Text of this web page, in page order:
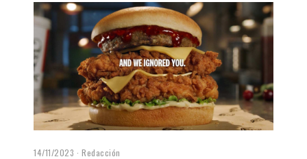
14/11/2023 Redacción